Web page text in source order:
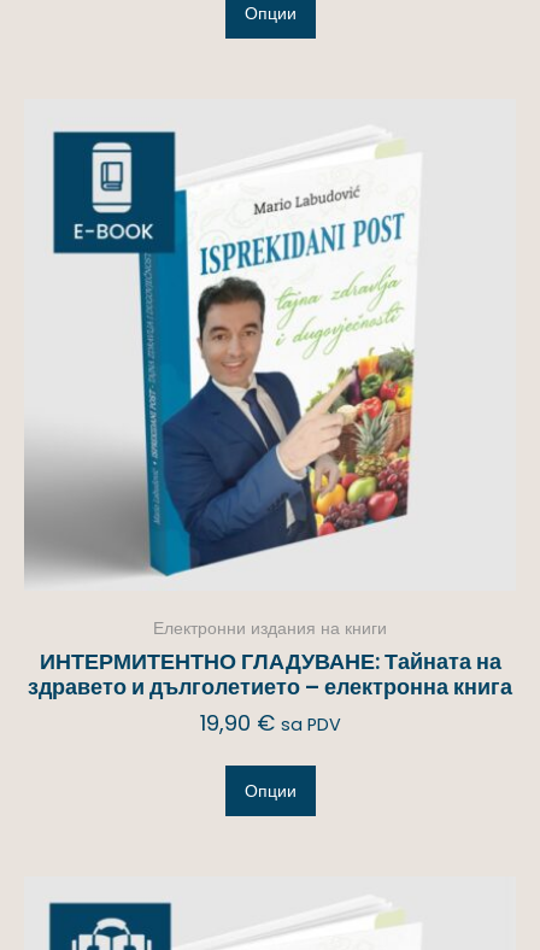
Опции
Електронни издания на книги
ИНТЕРМИТЕНТНО ГЛАДУВАНЕ: Тайната на
здравето и дълголетието – електронна книга
19,90 € sa PDV
Опции